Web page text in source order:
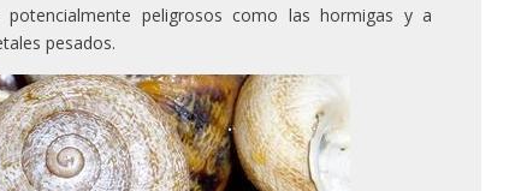
peligrosos como las hormigas y a
pesados.